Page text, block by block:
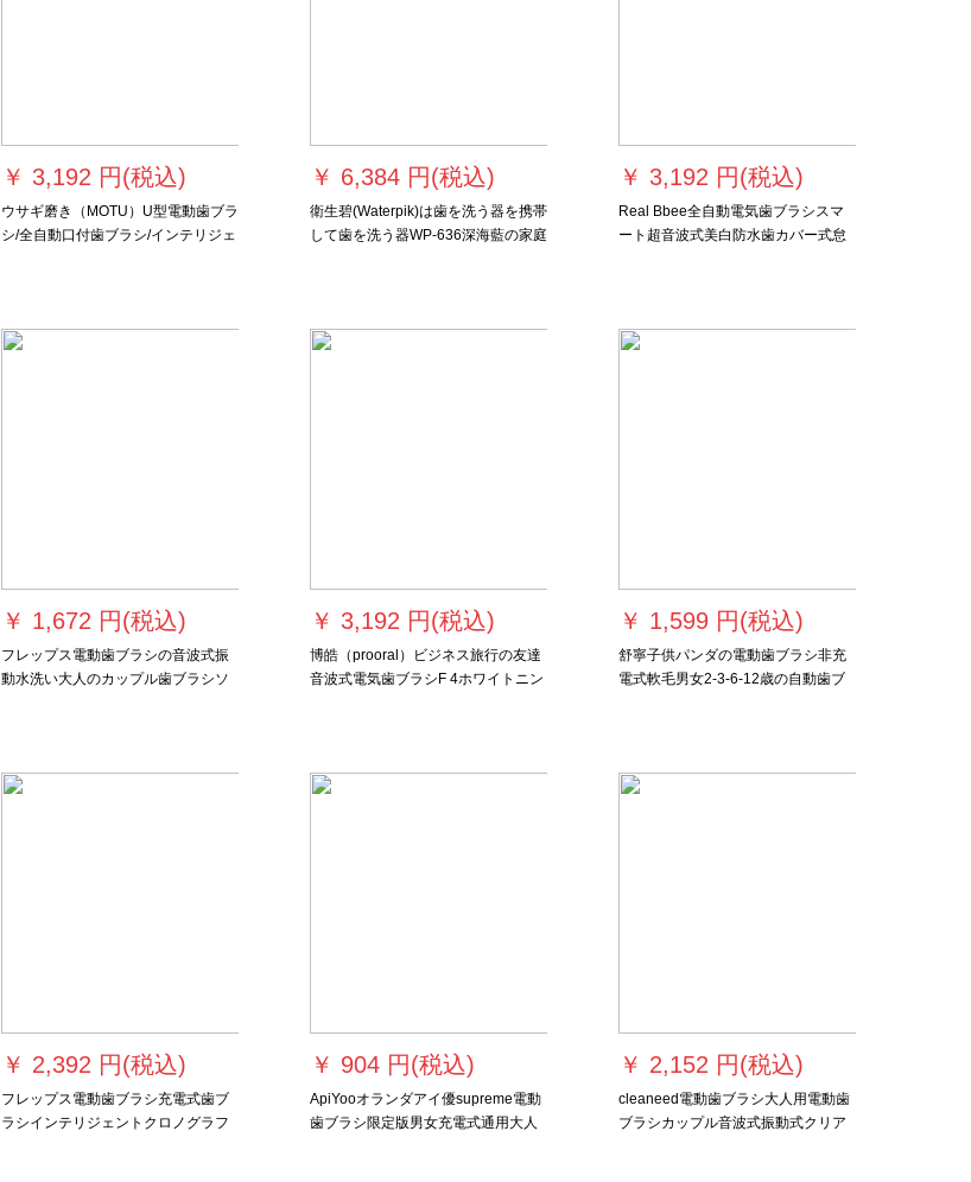
￥ 3,192 円(税込)
ウサギ磨き（MOTU）U型電動歯ブラ
シ/全自動口付歯ブラシ/インテリジェ
￥ 6,384 円(税込)
衛生碧(Waterpik)は歯を洗う器を携帯
して歯を洗う器WP-636深海藍の家庭
￥ 3,192 円(税込)
Real Bbee全自動電気歯ブラシスマ
ート超音波式美白防水歯カバー式怠
￥ 1,672 円(税込)
フレップス電動歯ブラシの音波式振
動水洗い大人のカップル歯ブラシソ
￥ 3,192 円(税込)
博皓（prooral）ビジネス旅行の友達
音波式電気歯ブラシF 4ホワイトニン
￥ 1,599 円(税込)
舒寧子供パンダの電動歯ブラシ非充
電式軟毛男女2-3-6-12歳の自動歯ブ
￥ 2,392 円(税込)
フレップス電動歯ブラシ充電式歯ブ
ラシインテリジェントクロノグラフ
￥ 904 円(税込)
ApiYooオランダアイ優supreme電動
歯ブラシ限定版男女充電式通用大人
￥ 2,152 円(税込)
cleaneed電動歯ブラシ大人用電動歯
ブラシカップル音波式振動式クリア